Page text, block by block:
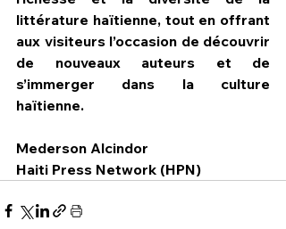
littérature haïtienne, tout en offrant
aux visiteurs l’occasion de découvrir
de nouveaux auteurs et de
s’immerger dans la culture
haïtienne.
Mederson Alcindor
Haiti Press Network (HPN)